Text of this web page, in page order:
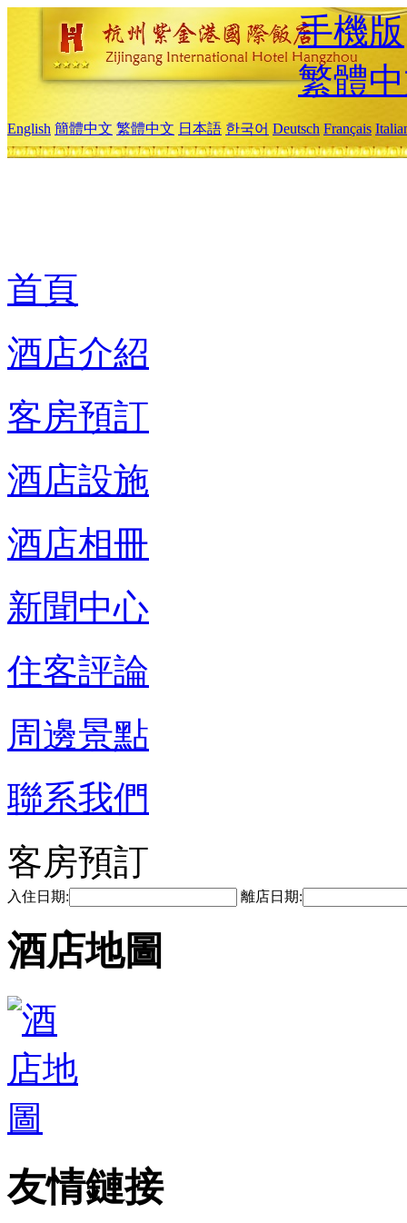
手機版
繁體
English 簡體中文 繁體中文 日本語 한국어 Deutsch Français
首頁
酒店介紹
客房預訂
酒店設施
酒店相冊
新聞中心
住客評論
周邊景點
聯系我們
客房預訂
入住日期: 離店日期:
酒店地圖
友情鏈接